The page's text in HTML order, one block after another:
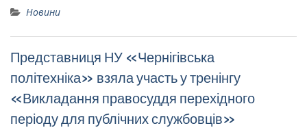
Новини
Представниця НУ «Чернігівська
політехніка» взяла участь у тренінгу
«Викладання правосуддя перехідного
періоду для публічних службовців»